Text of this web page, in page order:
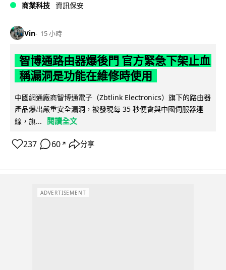
商業科技 資訊保安
Vin 15 小時
智博通路由器爆後門 官方緊急下架止血
稱漏洞是功能在維修時使用
中國網通廠商智博通電子（Zbtlink Electronics）旗下的路由器
產品爆出嚴重安全漏洞，被發現每 35 秒便會與中國伺服器連
線，旗...
閱讀全文
237 60 ↗ 分享
ADVERTISEMENT